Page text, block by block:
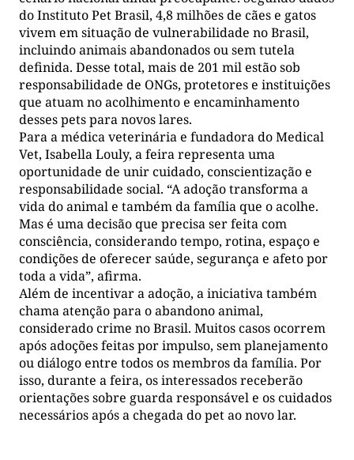
do Instituto Pet Brasil, 4,8 milhões de cães e gatos
vivem em situação de vulnerabilidade no Brasil,
incluindo animais abandonados ou sem tutela
definida. Desse total, mais de 201 mil estão sob
responsabilidade de ONGs, protetores e instituições
que atuam no acolhimento e encaminhamento
desses pets para novos lares.
Para a médica veterinária e fundadora do Medical
Vet, Isabella Louly, a feira representa uma
oportunidade de unir cuidado, conscientização e
responsabilidade social. “A adoção transforma a
vida do animal e também da família que o acolhe.
Mas é uma decisão que precisa ser feita com
consciência, considerando tempo, rotina, espaço e
condições de oferecer saúde, segurança e afeto por
toda a vida”, afirma.
Além de incentivar a adoção, a iniciativa também
chama atenção para o abandono animal,
considerado crime no Brasil. Muitos casos ocorrem
após adoções feitas por impulso, sem planejamento
ou diálogo entre todos os membros da família. Por
isso, durante a feira, os interessados receberão
orientações sobre guarda responsável e os cuidados
necessários após a chegada do pet ao novo lar.